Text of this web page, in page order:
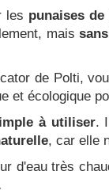
les punaises
mais
de Polti,
et écologique
à utiliser.
, car elle
d'eau très